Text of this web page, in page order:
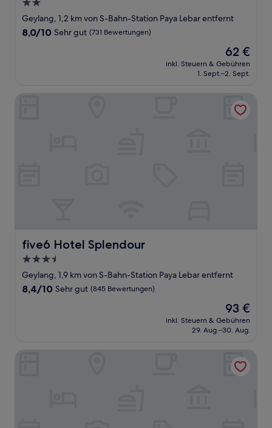
2.0-
Sterne-
Unterkunft
Geylang, 1,2 km von S-Bahn-Station Paya Lebar entfernt
8.0
Bewertungen)
8,0/10 Sehr gut (731 Bewertungen)
Der
Preis
beträgt
62 €
inkl. Steuern & Gebühren
1. Sept.–2. Sept.
five6 Hotel Splendour
five6 Hotel Splendour
3.5-
Sterne-
Unterkunft
Geylang, 1,9 km von S-Bahn-Station Paya Lebar entfernt
8.4
Bewertungen)
8,4/10 Sehr gut (845 Bewertungen)
Der
Preis
beträgt
93 €
inkl. Steuern & Gebühren
29. Aug.–30. Aug.
STORIES Joo Chiat, a Hotel by Cove - Paya Lebar,